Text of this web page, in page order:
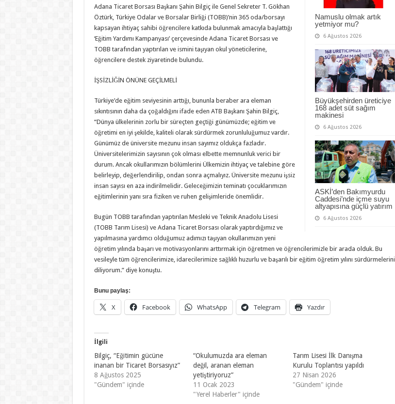
Namuslu olmak artık
yetmiyor mu?
6 Ağustos 2026
Büyükşehirden üreticiye
168 adet süt sağım
makinesi
6 Ağustos 2026
ASKİ’den Bakımyurdu
Caddesi’nde içme suyu
altyapısına güçlü yatırım
6 Ağustos 2026
Adana Ticaret Borsası Başkanı Şahin Bilgiç ile Genel Sekreter T. Gökhan
Öztürk, Türkiye Odalar ve Borsalar Birliği (TOBB)’nin 365 oda/borsayı
kapsayan ihtiyaç sahibi öğrencilere katkıda bulunmak amacıyla başlattığı
‘Eğitim Yardımı Kampanyası’ çerçevesinde Adana Ticaret Borsası ve
TOBB tarafından yaptırılan ve ismini taşıyan okul yöneticilerine,
öğrencilere destek ziyaretinde bulundu.
İŞSİZLİĞİN ÖNÜNE GEÇİLMELİ
Türkiye’de eğitim seviyesinin arttığı, bununla beraber ara eleman
sıkıntısının daha da çoğaldığını ifade eden ATB Başkanı Şahin Bilgiç,
“Dünya ülkelerinin zorlu bir süreçten geçtiği günümüzde; eğitim ve
öğretimi en iyi şekilde, kaliteli olarak sürdürmek zorunluluğumuz vardır.
Günümüz de üniversite mezunu insan sayımız oldukça fazladır.
Üniversitelerimizin sayısının çok olması elbette memnunluk verici bir
durum. Ancak okullarımızın bölümlerini Ülkemizin ihtiyaç ve talebine göre
belirleyip, değerlendirilip, ondan sonra açmalıyız. Üniversite mezunu işsiz
insan sayısı en aza indirilmelidir. Geleceğimizin teminatı çocuklarımızın
eğitimlerinin yanı sıra fiziken ve ruhen gelişimleride önemlidir.
Bugün TOBB tarafından yaptırılan Mesleki ve Teknik Anadolu Lisesi
(TOBB Tarım Lisesi) ve Adana Ticaret Borsası olarak yaptırdığımız ve
yapılmasına yardımcı olduğumuz adımızı taşıyan okullarımızın yeni
öğretim yılında başarı ve motivasyonlarını arttırmak için öğretmen ve öğrencilerimizle bir arada olduk. Bu
vesileyle tüm öğrencilerimize, idarecilerimize sağlıklı huzurlu ve başarılı bir eğitim öğretim yılını sürdürmelerini
diliyorum.” diye konuştu.
Bunu paylaş:
X Facebook WhatsApp Telegram Yazdır
İlgili
Bilgiç, “Eğitimin gücüne
inanan bir Ticaret Borsasıyız”
8 Ağustos 2025
"Gündem" içinde
“Okulumuzda ara eleman
değil, aranan eleman
yetiştiriyoruz”
11 Ocak 2023
"Yerel Haberler" içinde
Tarım Lisesi İlk Danışma
Kurulu Toplantısı yapıldı
27 Nisan 2026
"Gündem" içinde